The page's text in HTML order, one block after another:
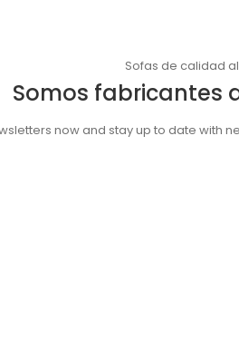
Sofas de calidad
Somos fabricantes
now and stay up to date with